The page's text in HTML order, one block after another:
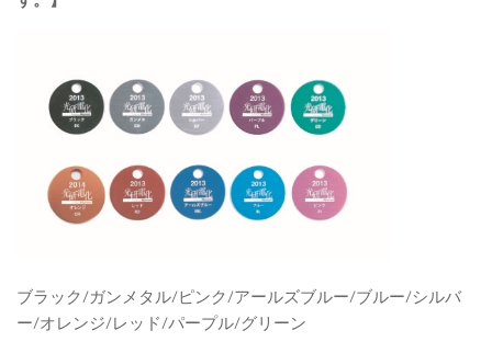
ブラック/ガンメタル/ピンク/アールズブルー/ブルー/シルバ
ー/オレンジ/レッド/パープル/グリーン